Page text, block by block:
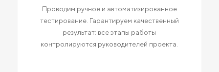
Проводим ручное и автоматизированное
тестирование. Гарантируем качественный
результат: все этапы работы
контролируются руководителей проекта.